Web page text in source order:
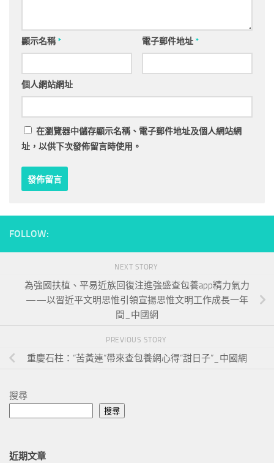
顯示名稱* 電子郵件地址*
個人網站網址
在瀏覽器中儲存顯示名稱、電子郵件地址及個人網站網
址，以供下次發佈留言時使用。
FOLLOW:
NEXT STORY
為強國扶植、平易近族回復注進強盛查包養app精力氣力
——以習近平文明思惟引領宣揚思惟文明工作成長一年
間_中國網
PREVIOUS STORY
重慶石柱：“苦黃連”帶來查包養網心得“甜日子”_中國網
搜尋
搜尋
近期文章